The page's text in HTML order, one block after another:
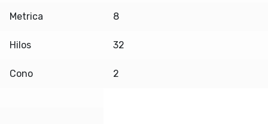
Metrica 8
Hilos 32
Cono 2